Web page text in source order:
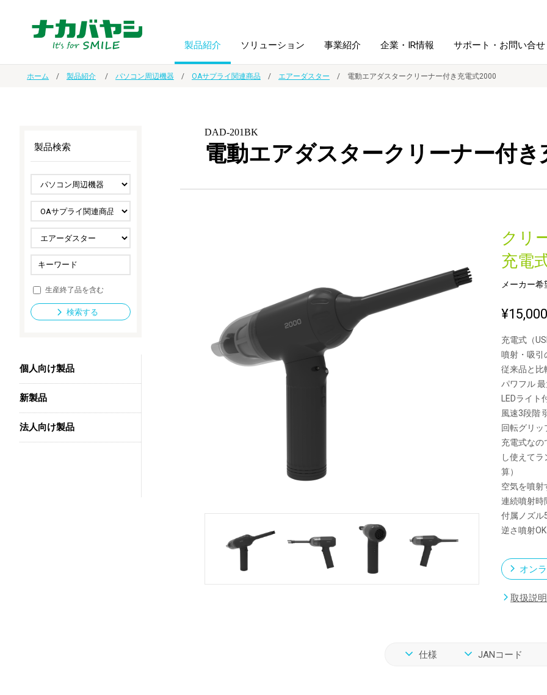
製品紹介
ノート・紙製品
ファイル・
ホルダー用品
スマートフォン・
タブレット関連
防災・
セキュリティ用品
法人向け製品 新製品一覧
ソリューション
オーダー手帳・ノベルティ制作 学校ソリューション
ドキュメントスキャニングサービス
導入事例
事業紹介 企業・IR情報
IR情報 沿革
サステナビリティ
サポート・お問い合せ
ホーム 製品紹介 パソコン周辺機器 OAサプライ関連商品 エアーダスター 電動エアダスタークリーナー付き充電式2000
DAD-201BK
電動エアダスタークリーナー付き
クリ
充電
メーカー希
¥15,000
充電式（
噴射・吸引
従来品と比
パワフル
LEDライ
風速3段階
回転グリ
充電式なの
し使えて
算）
空気を噴射
連続噴射時
付属ノズル
逆さ噴射OK
オン
取扱説
仕様 JANコード
製品検索
生産終了品を含む
検索する
個人向け製品
新製品
法人向け製品